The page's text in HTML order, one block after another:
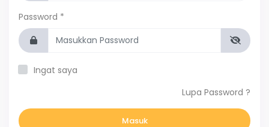
Password *
Ingat saya
Lupa Password ?
Masuk